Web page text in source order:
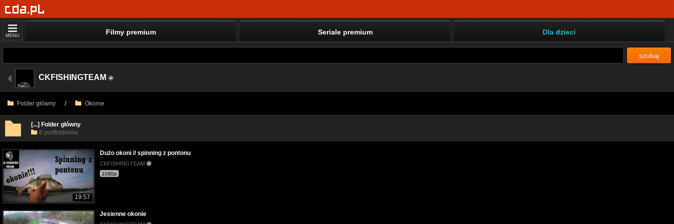
MENU Filmy premium Seriale premium Dla dzieci
szukaj
CKFISHINGTEAM
Folder główny / Okonie
[...] Folder główny
6 podfolderów
19:57
Dużo okoni // spinning z pontonu
CKFISHINGTEAM
1080p
Jesienne okonie